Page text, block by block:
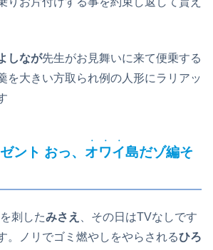
しなが先生がお見舞いに来て便乗する
を大きい方取られ例の人形にラリアッ
ント おっ、 オワイ
・・・
島だゾ編そ
刺したみさえ
、その日はTVなしです
。ノリでゴミ燃やしをやらされるひろ